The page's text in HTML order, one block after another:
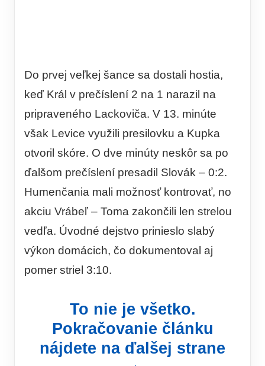
Do prvej veľkej šance sa dostali hostia,
keď Král v prečíslení 2 na 1 narazil na
pripraveného Lackoviča. V 13. minúte
však Levice využili presilovku a Kupka
otvoril skóre. O dve minúty neskôr sa po
ďalšom prečíslení presadil Slovák – 0:2.
Humenčania mali možnosť kontrovať, no
akciu Vrábeľ – Toma zakončili len strelou
vedľa. Úvodné dejstvo prinieslo slabý
výkon domácich, čo dokumentoval aj
pomer striel 3:10.
To nie je všetko.
Pokračovanie článku
nájdete na ďalšej strane